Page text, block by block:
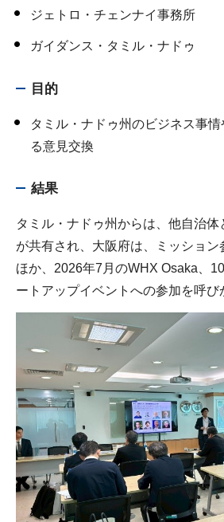
ジェトロ・チェンナイ事務所
ガイダンス・タミル・ナドゥ
目的
タミル・ナドゥ州のビジネス事
る意見交換
結果
タミル・ナドゥ州からは、他自治体
が共有され、大阪府は、ミッション
ほか、2026年7月のWHX Osaka、
ートアップイベントへの参加を呼び